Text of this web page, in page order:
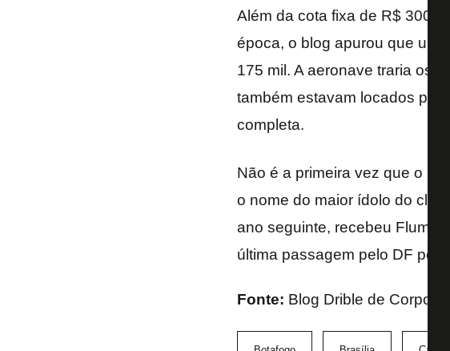
Além da cota fixa de R$ 300
época, o blog apurou que um
175 mil. A aeronave traria os
também estavam locados
completa.
Não é a primeira vez que o
o nome do maior ídolo do
ano seguinte, recebeu
última passagem pelo DF
Fonte: Blog Drible de Corpo -